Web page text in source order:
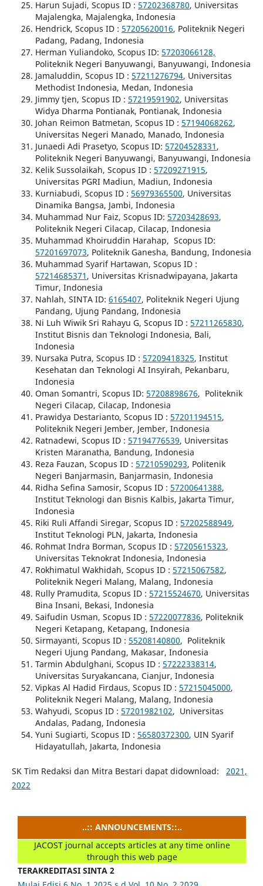
Harun Sujadi, Scopus ID : 57202368780, Universitas
Majalengka, Majalengka, Indonesia
Hendrick, Scopus ID : 57205620016, Politeknik Negeri
Padang, Padang, Indonesia
Herman Yuliandoko, Scopus ID: 57203066128,
Politeknik Negeri Banyuwangi, Banyuwangi, Indonesia
Jamaluddin, Scopus ID : 57211276794, Universitas
Methodist Indonesia, Medan, Indonesia
Jimmy tjen, Scopus ID : 57219591902, Universitas
Widya Dharma Pontianak, Pontianak, Indonesia
Johan Reimon Batmetan, Scopus ID : 57194068262,
Universitas Negeri Manado, Manado, Indonesia
Junaedi Adi Prasetyo, Scopus ID: 57204528331 ,
Politeknik Negeri Banyuwangi, Banyuwangi, Indonesia
Kelik Sussolaikah, Scopus ID : 57209271915,
Universitas PGRI Madiun, Madiun, Indonesia
Kurniabudi, Scopus ID : 56979365500, Universitas
Dinamika Bangsa, Jambi, Indonesia
Muhammad Nur Faiz, Scopus ID: 57203428693,
Politeknik Negeri Cilacap, Cilacap, Indonesia
Muhammad Khoiruddin Harahap, Scopus ID:
57201697073, Politeknik Ganesha, Bandung, Indonesia
Muhammad Syarif Hartawan, Scopus ID :
57214685371 , Universitas Krisnadwipayana, Jakarta
Timur, Indonesia
Nahlah, SINTA ID: 6165407, Politeknik Negeri Ujung
Pandang, Ujung Pandang, Indonesia
Ni Luh Wiwik Sri Rahayu G, Scopus ID : 57211265830,
Institut Bisnis dan Teknologi Indonesia, Bali,
Indonesia
Nursaka Putra, Scopus ID : 57209418325, Institut
Kesehatan dan Teknologi AI Insyirah, Pekanbaru,
Indonesia
Oman Somantri, Scopus ID: 57208898676, Politeknik
Negeri Cilacap, Cilacap, Indonesia
Prawidya Destarianto, Scopus ID : 57201194515,
Politeknik Negeri Jember, Jember, Indonesia
Ratnadewi, Scopus ID : 57194776539, Universitas
Kristen Maranatha, Bandung, Indonesia
Reza Fauzan, Scopus ID : 57210590293, Politenik
Negeri Banjarmasin, Banjarmasin, Indonesia
Ridha Sefina Samosir, Scopus ID : 57200641388,
Institut Teknologi dan Bisnis Kalbis, Jakarta Timur,
Indonesia
Riki Ruli Affandi Siregar, Scopus ID : 57202588949,
Institut Teknologi PLN, Jakarta, Indonesia
Rohmat Indra Borman, Scopus ID : 57205615323,
Universitas Teknokrat Indonesia, Indonesia
Rokhimatul Wakhidah, Scopus ID : 57215067582,
Politeknik Negeri Malang, Malang, Indonesia
Rully Pramudita, Scopus ID : 57215524670, Universitas
Bina Insani, Bekasi, Indonesia
Saifudin Usman, Scopus ID : 57220077836, Politeknik
Negeri Ketapang, Ketapang, Indonesia
Sirmayanti, Scopus ID : 55208140800, Politeknik
Negeri Ujung Pandang, Makasar, Indonesia
Tarmin Abdulghani, Scopus ID : 57222338314,
Universitas Suryakancana, Cianjur, Indonesia
Vipkas Al Hadid Firdaus, Scopus ID : 57215045000,
Politeknik Negeri Malang, Malang, Indonesia
Wahyudi, Scopus ID : 57201982102, Universitas
Andalas, Padang, Indonesia
Yuni Sugiarti, Scopus ID : 56580372300, UIN Syarif
Hidayatullah, Jakarta, Indonesia
SK Tim Redaksi dan Mitra Bestari dapat didownload: 2021,
2022
..:: ANNOUNCEMENTS::..
JACOST journal accepts articles at any time online
through this web page
TERAKREDITASI SINTA 2